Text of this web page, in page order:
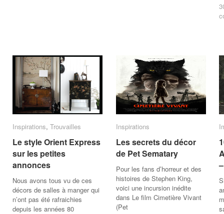
Inspirations, Trouvailles
Le style Orient Express
sur les petites
annonces
Nous avons tous vu de ces
décors de salles à manger qui
n’ont pas été rafraichies
depuis les années 80
Inspirations Trouvailles
Le style Orient Express
sur les petites
annonces
Inspirations
Les secrets du décor
de Pet Sematary
Pour les fans d’horreur et des
histoires de Stephen King,
voici une incursion inédite
dans Le film Cimetière Vivant
(Pet
Inspirations
Les secrets du décor
de Pet Sematary